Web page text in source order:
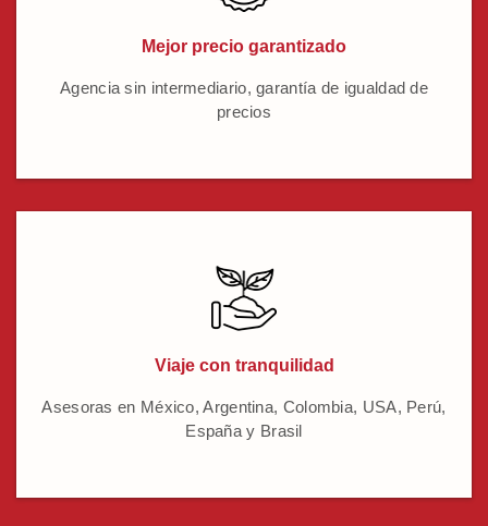
Mejor precio garantizado
Agencia sin intermediario, garantía de igualdad de
precios
Viaje con tranquilidad
Asesoras en México, Argentina, Colombia, USA, Perú,
España y Brasil